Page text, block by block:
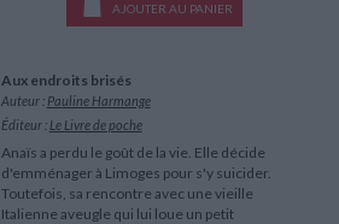
AJOUTER AU PANIER
Aux endroits brisés
Auteur : Pauline Harmange
Éditeur : Le Livre de poche
Anaïs a perdu le goût de la vie. Elle décide
d'emménager à Limoges pour s'y suicider.
Toutefois, sa rencontre avec une vieille
Italienne aveugle qui lui loue un petit